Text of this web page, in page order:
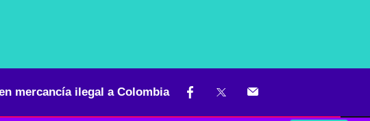
mercancía ilegal a Colombia